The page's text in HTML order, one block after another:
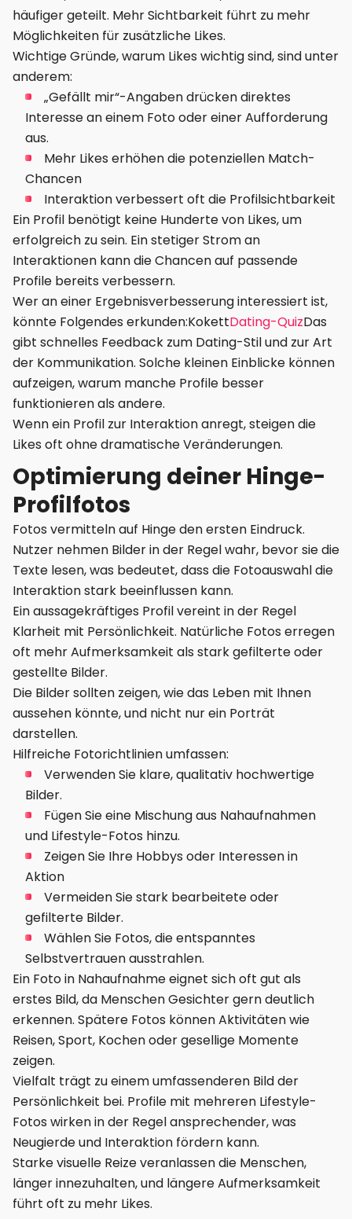
häufiger geteilt. Mehr Sichtbarkeit führt zu mehr
Möglichkeiten für zusätzliche Likes.
Wichtige Gründe, warum Likes wichtig sind, sind unter
anderem:
„Gefällt mir“-Angaben drücken direktes
Interesse an einem Foto oder einer Aufforderung
aus.
Mehr Likes erhöhen die potenziellen Match-
Chancen
Interaktion verbessert oft die Profilsichtbarkeit
Ein Profil benötigt keine Hunderte von Likes, um
erfolgreich zu sein. Ein stetiger Strom an
Interaktionen kann die Chancen auf passende
Profile bereits verbessern.
Wer an einer Ergebnisverbesserung interessiert ist,
könnte Folgendes erkunden:KokettDating-QuizDas
gibt schnelles Feedback zum Dating-Stil und zur Art
der Kommunikation. Solche kleinen Einblicke können
aufzeigen, warum manche Profile besser
funktionieren als andere.
Wenn ein Profil zur Interaktion anregt, steigen die
Likes oft ohne dramatische Veränderungen.
Optimierung deiner Hinge-
Profilfotos
Fotos vermitteln auf Hinge den ersten Eindruck.
Nutzer nehmen Bilder in der Regel wahr, bevor sie die
Texte lesen, was bedeutet, dass die Fotoauswahl die
Interaktion stark beeinflussen kann.
Ein aussagekräftiges Profil vereint in der Regel
Klarheit mit Persönlichkeit. Natürliche Fotos erregen
oft mehr Aufmerksamkeit als stark gefilterte oder
gestellte Bilder.
Die Bilder sollten zeigen, wie das Leben mit Ihnen
aussehen könnte, und nicht nur ein Porträt
darstellen.
Hilfreiche Fotorichtlinien umfassen:
Verwenden Sie klare, qualitativ hochwertige
Bilder.
Fügen Sie eine Mischung aus Nahaufnahmen
und Lifestyle-Fotos hinzu.
Zeigen Sie Ihre Hobbys oder Interessen in
Aktion
Vermeiden Sie stark bearbeitete oder
gefilterte Bilder.
Wählen Sie Fotos, die entspanntes
Selbstvertrauen ausstrahlen.
Ein Foto in Nahaufnahme eignet sich oft gut als
erstes Bild, da Menschen Gesichter gern deutlich
erkennen. Spätere Fotos können Aktivitäten wie
Reisen, Sport, Kochen oder gesellige Momente
zeigen.
Vielfalt trägt zu einem umfassenderen Bild der
Persönlichkeit bei. Profile mit mehreren Lifestyle-
Fotos wirken in der Regel ansprechender, was
Neugierde und Interaktion fördern kann.
Starke visuelle Reize veranlassen die Menschen,
länger innezuhalten, und längere Aufmerksamkeit
führt oft zu mehr Likes.